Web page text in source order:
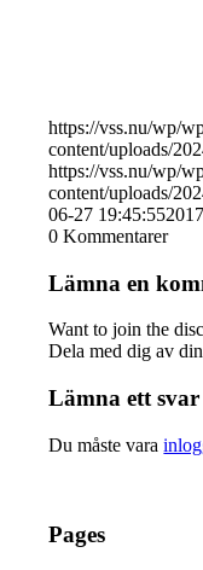
https://vss.nu/wp/
content/uploads/
https://vss.nu/wp/
content/uploads/
06-27 19:45:55
0 Kommentarer
Lämna en
Want to join the
Dela med dig av
Lämna ett svar
Du måste vara
Pages